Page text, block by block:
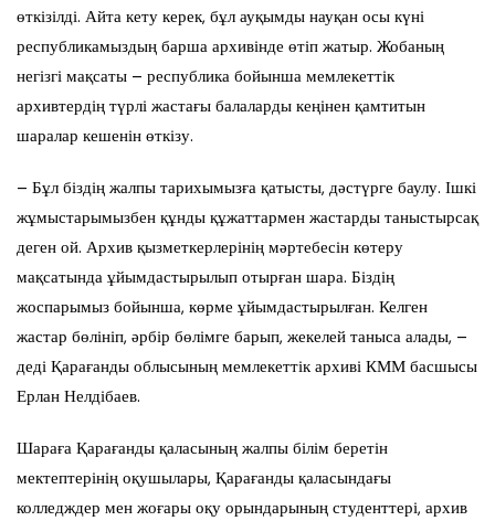
өткізілді. Айта кету керек, бұл ауқымды науқан осы күні
республикамыздың барша архивінде өтіп жатыр. Жобаның
негізгі мақсаты – республика бойынша мемлекеттік
архивтердің түрлі жастағы балаларды кеңінен қамтитын
шаралар кешенін өткізу.
– Бұл біздің жалпы тарихымызға қатысты, дәстүрге баулу. Ішкі
жұмыстарымызбен құнды құжаттармен жастарды таныстырсақ
деген ой. Архив қызметкерлерінің мәртебесін көтеру
мақсатында ұйымдастырылып отырған шара. Біздің
жоспарымыз бойынша, көрме ұйымдастырылған. Келген
жастар бөлініп, әрбір бөлімге барып, жекелей таныса алады, –
деді Қарағанды облысының мемлекеттік архиві КММ басшысы
Ерлан Нелдібаев.
Шараға Қарағанды қаласының жалпы білім беретін
мектептерінің оқушылары, Қарағанды қаласындағы
колледждер мен жоғары оқу орындарының студенттері, архив